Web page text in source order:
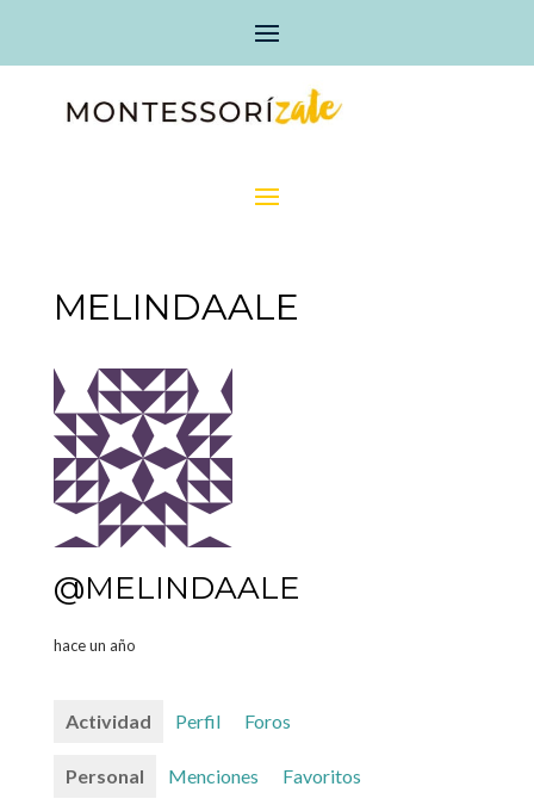
MELINDAALE
@MELINDAALE
hace un año
Actividad Perfil Foros
Personal Menciones
Favoritos